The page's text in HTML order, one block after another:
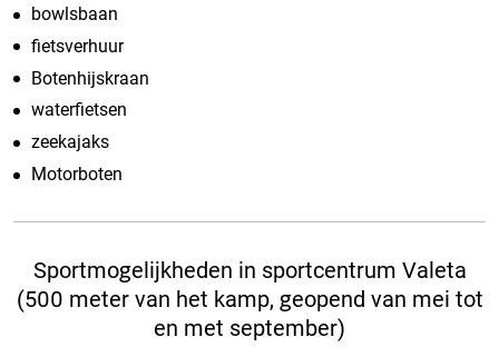
bowlsbaan
fietsverhuur
Botenhijskraan
waterfietsen
zeekajaks
Motorboten
Sportmogelijkheden in sportcentrum Valeta
(500 meter van het kamp, geopend van mei tot
en met september)